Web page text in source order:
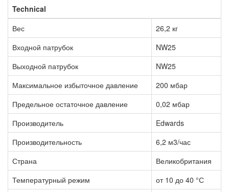
Technical
Вес
26,2 кг
Входной патрубок
NW25
Выходной патрубок
NW25
Максимальное избыточное давление
200 мбар
Предельное остаточное давление
0,02 мбар
Производитель
Edwards
Производительность
6,2 м3/час
Страна
Великобритания
Температурный режим
от 10 до 40 °С